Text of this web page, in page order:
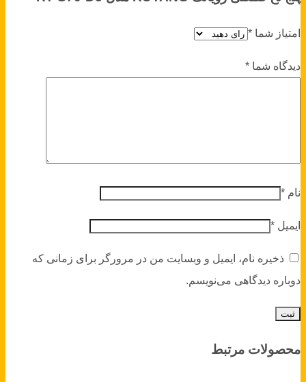
امتیاز شما *
دیدگاه شما *
نام *
ایمیل *
ذخیره نام، ایمیل و وبسایت من در مرورگر برای زمانی که
دوباره دیدگاهی می‌نویسم.
محصولات مرتبط